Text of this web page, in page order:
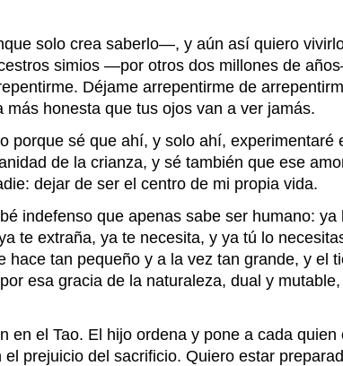
solo crea saberlo—, y aún así quiero
simios —por otros dos millones de
Déjame arrepentirme de
honesta que tus ojos van a ver jamás.
sé que ahí, y solo ahí, experimentaré
de la crianza, y sé también que ese
dejar de ser el centro de mi propia vida.
indefenso que apenas sabe ser humano:
extraña, ya te necesita, y ya tú lo
tan pequeño y a la vez tan grande, y el
esa gracia de la naturaleza, dual y
el Tao. El hijo ordena y pone a cada
prejuicio del sacrificio. Quiero estar